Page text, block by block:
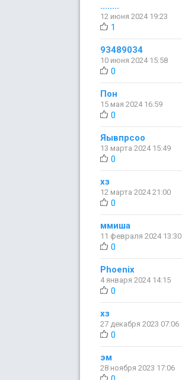
........
12 июня 2024 19:23
1
93489034
10 июня 2024 15:58
0
Пон
15 мая 2024 16:59
0
Яывпрсоо
13 марта 2024 15:49
0
хз
12 марта 2024 21:00
0
ммиша
11 февраля 2024 13:30
0
Phoenix
4 января 2024 14:15
0
хз
27 декабря 2023 07:06
0
эм
28 ноября 2023 17:06